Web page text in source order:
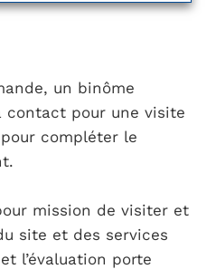
un binôme
contact pour une visite
compléter le
mission de visiter et
site et des services
l’évaluation porte